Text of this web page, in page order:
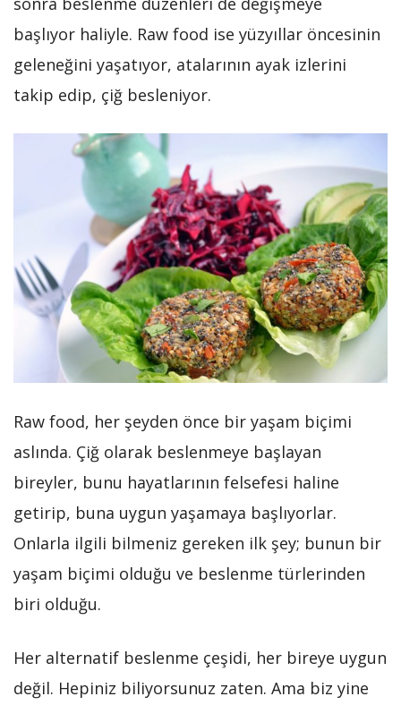
başlıyor haliyle. Raw food ise yüzyıllar öncesinin
geleneğini yaşatıyor, atalarının ayak izlerini
takip edip, çiğ besleniyor.
Raw food, her şeyden önce bir yaşam biçimi
aslında. Çiğ olarak beslenmeye başlayan
bireyler, bunu hayatlarının felsefesi haline
getirip, buna uygun yaşamaya başlıyorlar.
Onlarla ilgili bilmeniz gereken ilk şey; bunun bir
yaşam biçimi olduğu ve beslenme türlerinden
biri olduğu.
Her alternatif beslenme çeşidi, her bireye uygun
değil. Hepiniz biliyorsunuz zaten. Ama biz yine